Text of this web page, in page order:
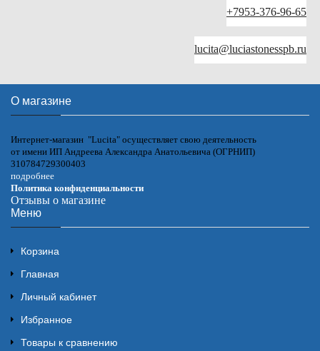
+7953-376-96-65
lucita@luciastonesspb.ru
О магазине
Интернет-магазин "Lucita" осуществляет свою деятельность
от имени ИП Андреева Александра Анатольевича (ОГРНИП)
310784729300403
подробнее
Политика конфиденциальности
Отзывы о магазине
Меню
Корзина
Главная
Личный кабинет
Избранное
Товары к сравнению